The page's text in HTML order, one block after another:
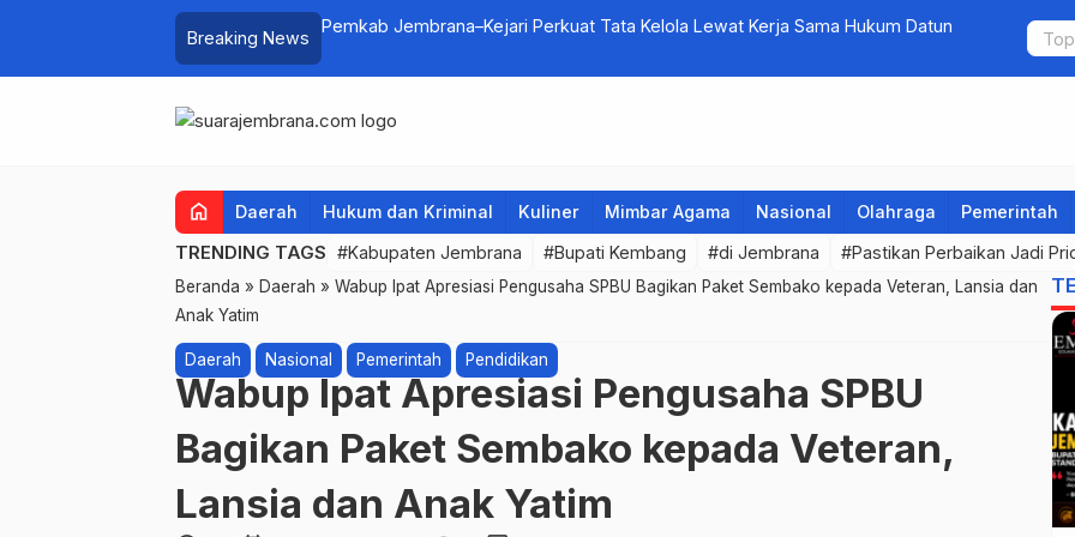
Breaking News
Pemkab Jembrana–Kejari Perkuat Tata Kelola Lewat Kerja Sama Hukum Datun
5
bagi Calon
home Daerah Hukum dan Kriminal Kuliner Mimbar Agama Nasional Olahraga Pemerintah
TRENDING TAGS #Kabupaten Jembrana #Bupati Kembang #di Jembrana #Pastikan Perbaikan Jadi
Beranda » Daerah » Wabup Ipat Apresiasi Pengusaha SPBU Bagikan Paket Sembako kepada Veteran, Lansia dan
Anak Yatim
Daerah Nasional Pemerintah Pendidikan
Wabup Ipat Apresiasi Pengusaha SPBU
Bagikan Paket Sembako kepada Veteran,
Lansia dan Anak Yatim